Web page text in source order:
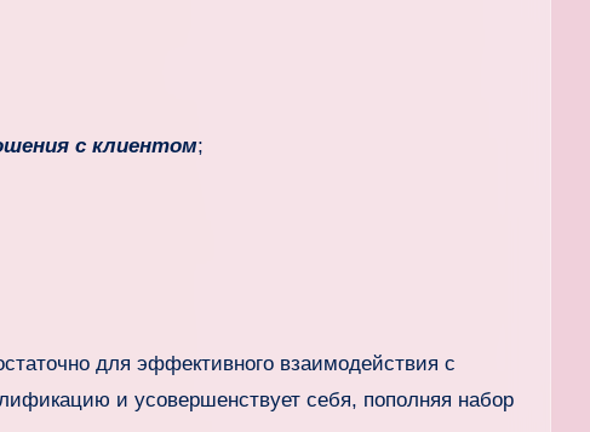
с клиентом;
для эффективного взаимодействия с
и усовершенствует себя, пополняя набор